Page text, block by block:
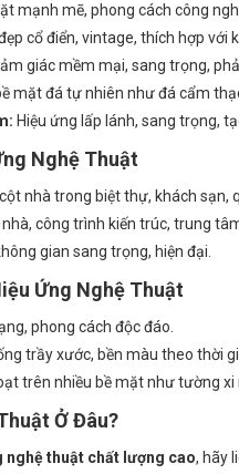
mạnh mẽ, phong cách công
cổ điển, vintage, thích hợp với
giác mềm mại, sang trọng,
mặt đá tự nhiên như đá cẩm
Hiệu ứng lấp lánh, sang trọng,
Nghệ Thuật
nhà trong biệt thự, khách sạn,
công trình kiến trúc, trung
gian sang trọng, hiện đại.
Ứng Nghệ Thuật
phong cách độc đáo.
trầy xước, bền màu theo thời
trên nhiều bề mặt như tường xi
Ở Đâu?
nghệ thuật chất lượng cao, hãy